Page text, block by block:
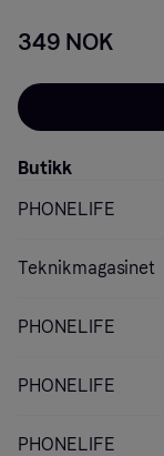
349 NOK
Butikk
PHONELIFE
Teknikmagasinet
PHONELIFE
PHONELIFE
PHONELIFE